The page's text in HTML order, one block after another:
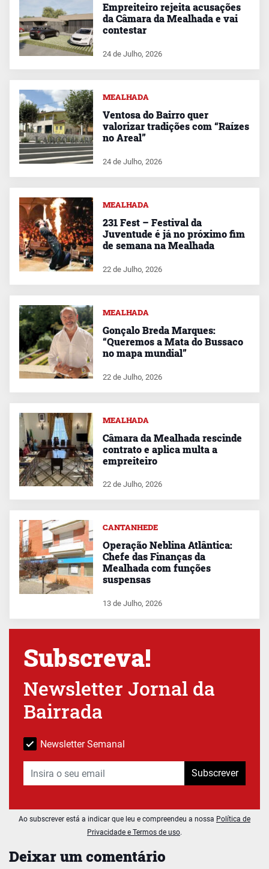
Deixar um comentário
Empreiteiro rejeita acusações
da Câmara da Mealhada e vai
contestar
24 de Julho, 2026
MEALHADA
Ventosa do Bairro quer
valorizar tradições com “Raízes
no Areal”
24 de Julho, 2026
MEALHADA
231 Fest – Festival da
Juventude é já no próximo fim
de semana na Mealhada
22 de Julho, 2026
MEALHADA
Gonçalo Breda Marques:
“Queremos a Mata do Bussaco
no mapa mundial”
22 de Julho, 2026
MEALHADA
Câmara da Mealhada rescinde
contrato e aplica multa a
empreiteiro
22 de Julho, 2026
CANTANHEDE
Operação Neblina Atlântica:
Chefe das Finanças da
Mealhada com funções
suspensas
13 de Julho, 2026
Subscreva!
Newsletter Jornal da
Bairrada
Newsletter Semanal
Subscrever
Ao subscrever está a indicar que leu e compreendeu a nossa Política de
Privacidade e Termos de uso.